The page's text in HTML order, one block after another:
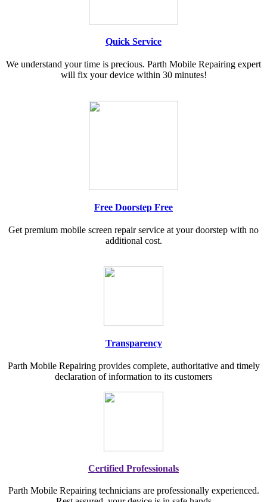
Quick Service
We understand your time is precious. Parth Mobile Repairing expert
will fix your device within 30 minutes!
Free Doorstep Free
Get premium mobile screen repair service at your doorstep with no
additional cost.
Transparency
Parth Mobile Repairing provides complete, authoritative and timely
declaration of information to its customers
Certified Professionals
Parth Mobile Repairing technicians are professionally experienced.